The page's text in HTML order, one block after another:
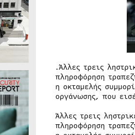
.Άλλες τρεις
πληροφόρηση
η οκταμελής
οργάνωσης, που
Άλλες τρεις
πληροφόρηση